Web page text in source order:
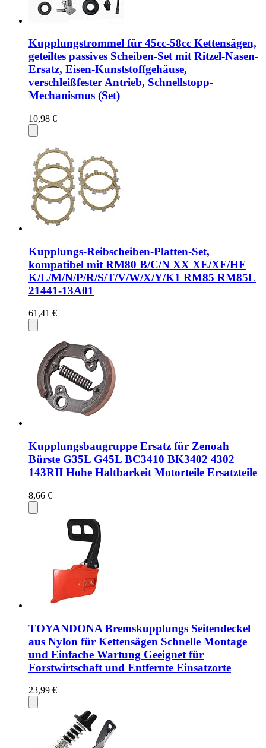
Kupplungstrommel für 45cc-58cc Kettensägen,
geteiltes passives Scheiben-Set mit Ritzel-Nasen-
Ersatz, Eisen-Kunststoffgehäuse,
verschleißfester Antrieb, Schnellstopp-
Mechanismus (Set)
10,98 €
Kupplungs-Reibscheiben-Platten-Set,
kompatibel mit RM80 B/C/N XX XE/XF/HF
K/L/M/N/P/R/S/T/V/W/X/Y/K1 RM85 RM85L
21441-13A01
61,41 €
Kupplungsbaugruppe Ersatz für Zenoah
Bürste G35L G45L BC3410 BK3402 4302
143RII Hohe Haltbarkeit Motorteile Ersatzteile
8,66 €
TOYANDONA Bremskupplungs Seitendeckel
aus Nylon für Kettensägen Schnelle Montage
und Einfache Wartung Geeignet für
Forstwirtschaft und Entfernte Einsatzorte
23,99 €